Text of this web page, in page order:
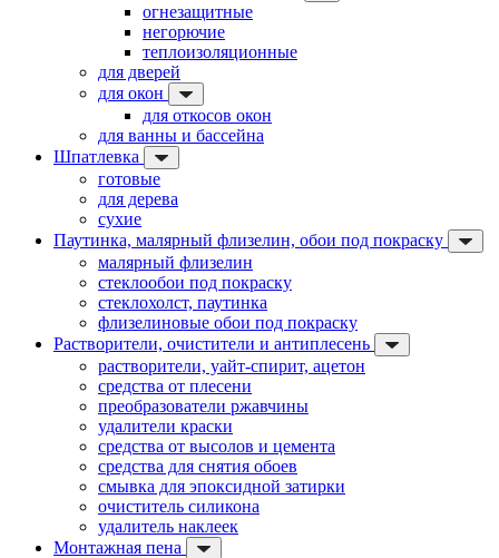
огнезащитные
негорючие
теплоизоляционные
для дверей
для окон
для откосов окон
для ванны и бассейна
Шпатлевка
готовые
для дерева
сухие
Паутинка, малярный флизелин, обои под покраску
малярный флизелин
стеклообои под покраску
стеклохолст, паутинка
флизелиновые обои под покраску
Растворители, очистители и антиплесень
растворители, уайт-спирит, ацетон
средства от плесени
преобразователи ржавчины
удалители краски
средства от высолов и цемента
средства для снятия обоев
смывка для эпоксидной затирки
очиститель силикона
удалитель наклеек
Монтажная пена